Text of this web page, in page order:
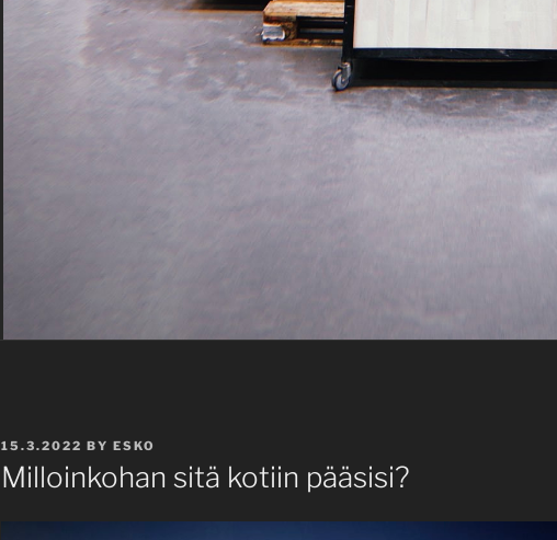
POSTED
ON
15.3.2022 BY ESKO
Milloinkohan sitä kotiin pääsisi?